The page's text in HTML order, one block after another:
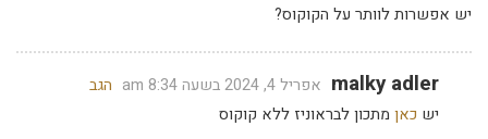
יש אפשרות לוותר על הקוקוס?
malky adler אפריל 4, 2024 בשעה 8:34 am
הגב
יש כאן מתכון לבראוניז ללא קוקוס